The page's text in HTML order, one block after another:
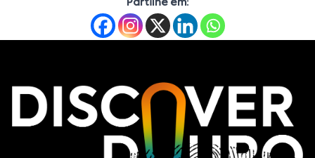
Partilhe em: